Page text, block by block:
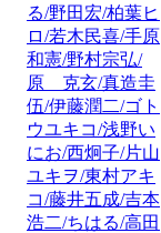
る/野田宏/柏葉ヒ
ロ/若木民喜/手原
和憲/野村宗弘/
原 克玄/真造圭
伍/伊藤潤二/ゴト
ウユキコ/浅野い
にお/西炯子/片山
ユキヲ/東村アキ
コ/藤井五成/吉本
浩二/ちはる/高田